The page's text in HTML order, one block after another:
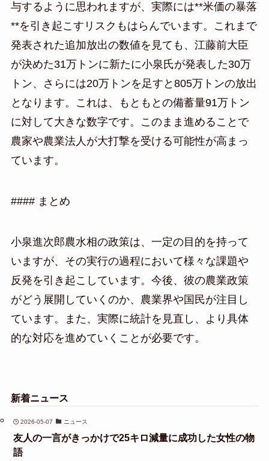
与するように思われますが、実際には**米価の暴落
**を引き起こすリスクもはらんでいます。これまで
発表された追加放出の数値を見ても、江藤前大臣
が決めた31万トンに新たに小泉氏が発表した30万
トン、さらには20万トンを足すと805万トンの放出
となります。これは、もともとの備蓄量91万トン
に対して大きな数字です。このまま進めることで
農家や農業法人が大打撃を受ける可能性が高まっ
ています。
#### まとめ
小泉進次郎農水相の政策は、一定の目的を持って
いますが、その実行の過程において様々な課題や
反発を引き起こしています。今後、彼の農業政策
がどう展開していくのか、農業界や国民が注目し
ています。また、実際に統計を見直し、より具体
的な対応を進めていくことが必要です。
新着ニュース
2026-05-07 ニュース
友人の一言がきっかけで25キロ減量に成功した女性の物
語